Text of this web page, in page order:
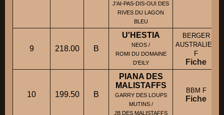
J'AI-PAS-DIS-OUI DES
RIVES DU LAGON
BLEU
9 218.00 B
U'HESTIA
NEOS /
ROMI DU DOMAINE
D'EILY
BERGER
AUSTRALIEN
F
Fiche
10 199.50 B
PIANA DES
MALISTAFFS
GARRY DES LOUPS
MUTINS /
JB DES MALISTAFFS
BBM F
Fiche